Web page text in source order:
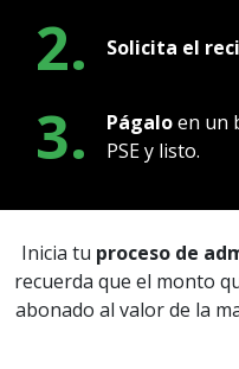
2. Solicita el
3. Págaloen un
PSE y listo.
Inicia tu proceso de
recuerda que el monto
abonado al valor de la